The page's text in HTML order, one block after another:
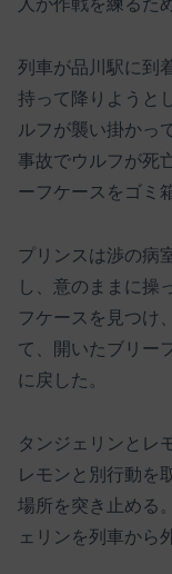
人が作戦を練るた
列車が品川駅に到
持って降りようと
ルフが襲い掛かっ
事故でウルフが死
ーフケースをゴミ
プリンスは渉の病
し、意のままに操
フケースを見つけ
て、開いたブリー
に戻した。
タンジェリンとレ
レモンと別行動を
場所を突き止める
ェリンを列車から